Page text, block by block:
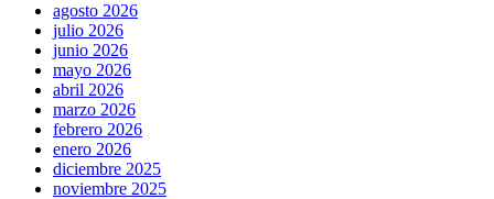
agosto 2026
julio 2026
junio 2026
mayo 2026
abril 2026
marzo 2026
febrero 2026
enero 2026
diciembre 2025
noviembre 2025